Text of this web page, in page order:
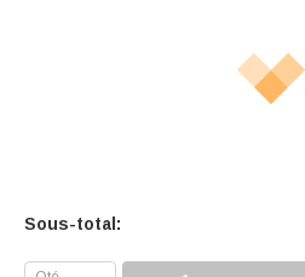
Sous-total: